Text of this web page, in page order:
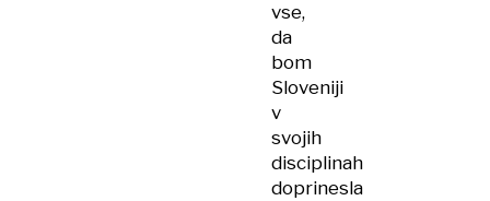
vse,
da
bom
Sloveniji
v
svojih
disciplinah
doprinesla